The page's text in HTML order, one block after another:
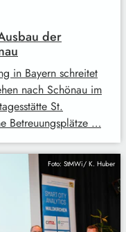
der
in Bayern schreitet
nach Schönau im
St.
Betreuungsplätze …
Foto: StMWi/ K. Huber